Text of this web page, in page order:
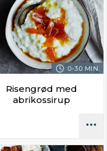
0-30 MIN.
Risengrød med
abrikossirup